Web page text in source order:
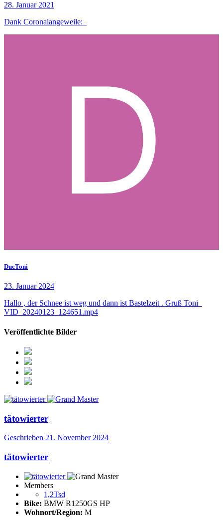
28. Januar 2021
Dank Coronalangeweile:
DucToni
23. Januar 2024
Hallo , der Schnee ist weg und dann ist Bastelzeit . Gruß Toni
VID_20240123_124651.mp4
Veröffentlichte Bilder
tätowierter
Geschrieben 21. November 2024
tätowierter
Members
1,2Tsd
Bike: BMW R1250GS HP
Wohnort/Region: M